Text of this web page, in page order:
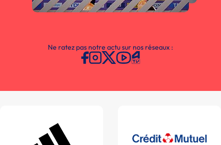
Ne ratez pas notre actu sur nos réseaux :